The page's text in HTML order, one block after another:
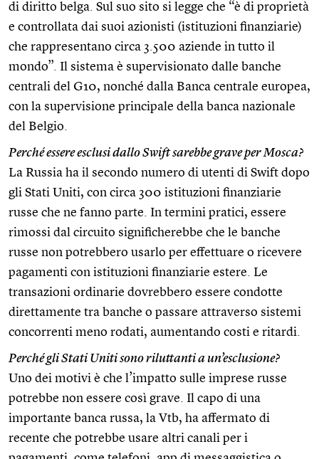
di diritto belga. Sul suo sito si legge che “è di proprietà
e controllata dai suoi azionisti (istituzioni finanziarie)
che rappresentano circa 3.500 aziende in tutto il
mondo”. Il sistema è supervisionato dalle banche
centrali del G10, nonché dalla Banca centrale europea,
con la supervisione principale della banca nazionale
del Belgio.
Perché essere esclusi dallo Swift sarebbe grave per Mosca?
La Russia ha il secondo numero di utenti di Swift dopo
gli Stati Uniti, con circa 300 istituzioni finanziarie
russe che ne fanno parte. In termini pratici, essere
rimossi dal circuito significherebbe che le banche
russe non potrebbero usarlo per effettuare o ricevere
pagamenti con istituzioni finanziarie estere. Le
transazioni ordinarie dovrebbero essere condotte
direttamente tra banche o passare attraverso sistemi
concorrenti meno rodati, aumentando costi e ritardi.
Perché gli Stati Uniti sono riluttanti a un’esclusione?
Uno dei motivi è che l’impatto sulle imprese russe
potrebbe non essere così grave. Il capo di una
importante banca russa, la Vtb, ha affermato di
recente che potrebbe usare altri canali per i